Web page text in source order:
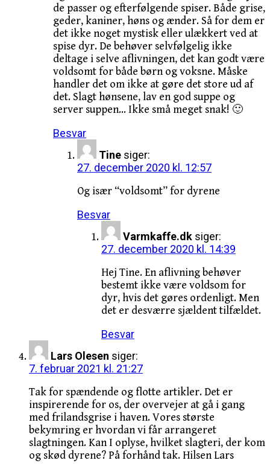
de passer og efterfølgende spiser. Både grise,
geder, kaniner, høns og ænder. Så for dem er
det ikke noget mystisk eller ulækkert ved at
spise dyr. De behøver selvfølgelig ikke
deltage i selve aflivningen, det kan godt være
voldsomt for både børn og voksne. Måske
handler det om ikke at gøre det store ud af
det. Slagt hønsene, lav en god suppe og
server suppen… Ikke små meget snak! 🙂
Besvar
Tine siger:
27. december 2020 kl. 12:57
Og især “voldsomt” for dyrene
Besvar
Varmkaffe.dk siger:
27. december 2020 kl. 14:39
Hej Tine. En aflivning behøver
bestemt ikke være voldsom for
dyr, hvis det gøres ordenligt. Men
det er desværre sjældent tilfældet.
Besvar
Lars Olesen siger:
7. februar 2021 kl. 21:27
Tak for spændende og flotte artikler. Det er
inspirerende for os, der overvejer at gå i gang
med frilandsgrise i haven. Vores største
bekymring er hvordan vi får arrangeret
slagtningen. Kan I oplyse, hvilket slagteri, der kom
og skød dyrene? På forhånd tak. Hilsen Lars